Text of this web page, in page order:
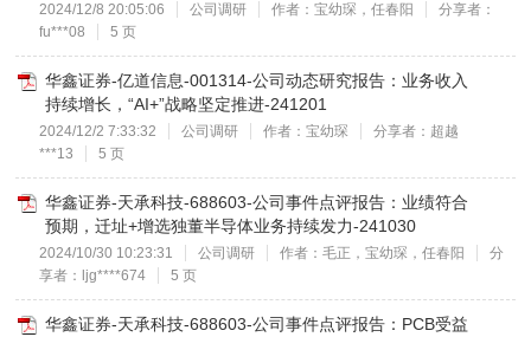
2024/12/8 20:05:06 公司调研 作者：宝幼琛，任春阳
分享者：
fu***08
5 页
华鑫证券-亿道信息-001314-公司动态研究报告：业务收入
持续增长，“AI+”战略坚定推进-241201
2024/12/2 7:33:32 公司调研 作者：宝幼琛
分享者：超越
***13
5 页
华鑫证券-天承科技-688603-公司事件点评报告：业绩符合
预期，迁址+增选独董半导体业务持续发力-241030
2024/10/30 10:23:31 公司调研 作者：毛正，宝幼琛，任春阳
分
享者：ljg****674
5 页
华鑫证券-天承科技-688603-公司事件点评报告：PCB受益